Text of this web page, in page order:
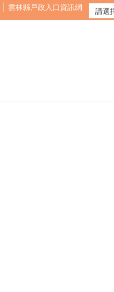
雲林縣戶政入口資訊網